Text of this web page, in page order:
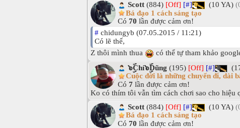
Scott (884) [Off] [#] (10 YA)
Bá đạo 1 cách sáng tạo
Có 70 lần được cảm ơn!
# chidungyb (07.05.2015 / 11:21)
Có lẽ thế,
Z thôi mình thua
có thể tự tham khảo
๖ۣۜChí๖ۣۜDũng (195) [Off] [#]
Cuộc đời là những chuyến đi, dài
Có 7 lần được cảm ơn!
Ko có thím tôi vẫn tìm cách chơi sao cho hiệu
Scott (884) [Off] [#] (10 YA)
Bá đạo 1 cách sáng tạo
Có 70 lần được cảm ơn!